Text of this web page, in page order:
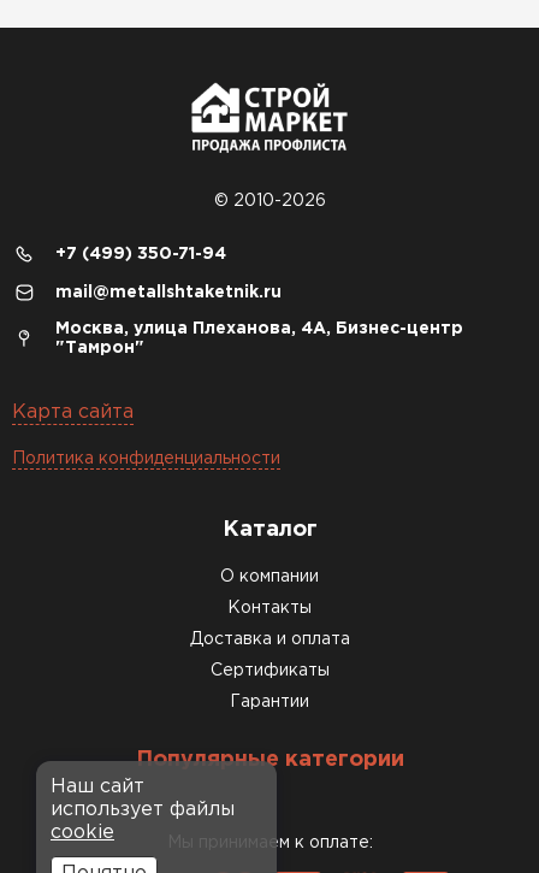
© 2010-2026
+7 (499) 350-71-94
mail@metallshtaketnik.ru
Москва, улица Плеханова, 4А, Бизнес-центр
"Тамрон"
Карта сайта
Политика конфиденциальности
Каталог
О компании
Контакты
Доставка и оплата
Сертификаты
Гарантии
Популярные категории
Мы принимаем к оплате:
Наш сайт
использует файлы
cookie